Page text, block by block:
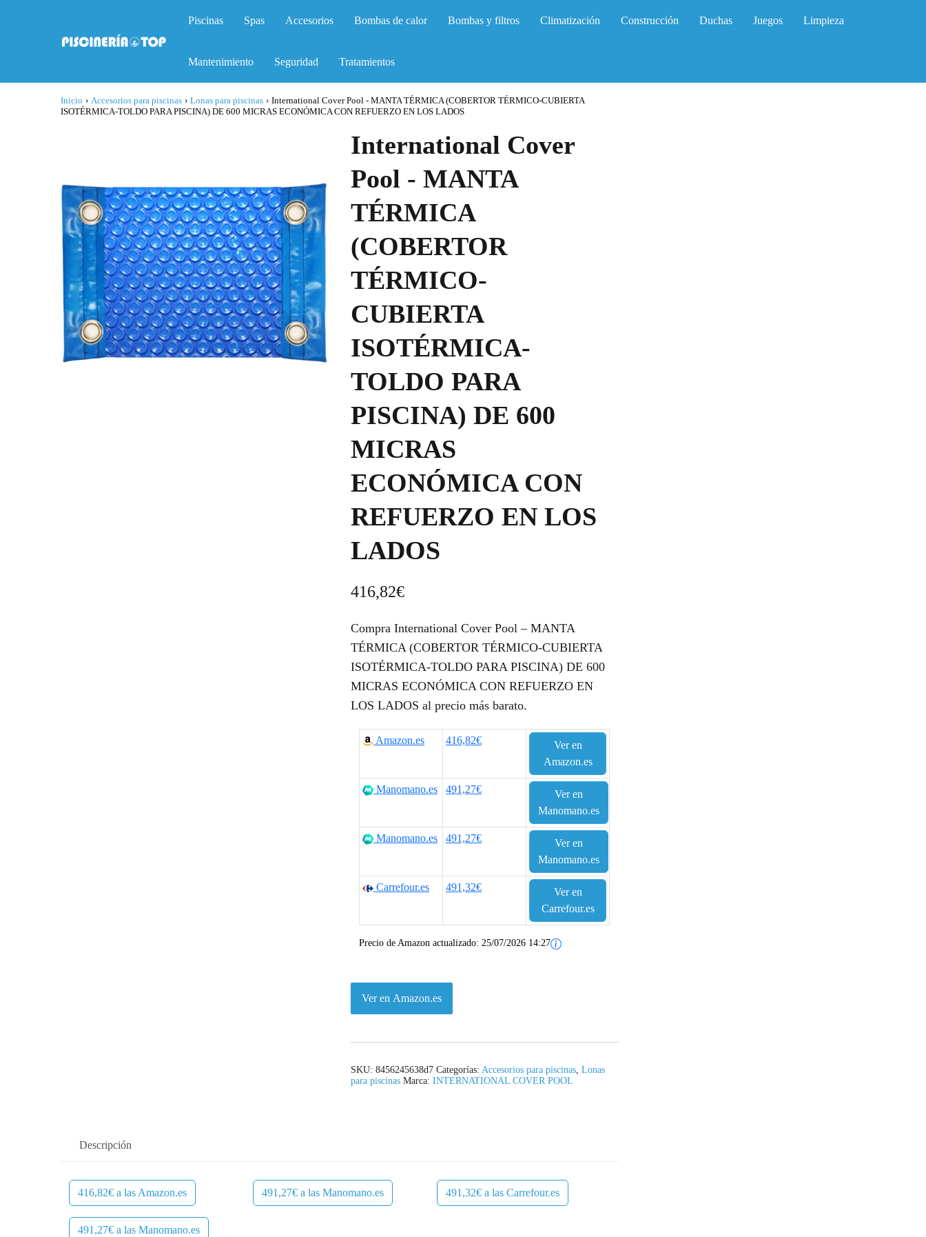
Piscinas Spas Accesorios Bombas de calor Bombas y filtros Climatización Construcción Duchas Juegos Limpieza
Mantenimiento Seguridad Tratamientos
Inicio › Accesorios para piscinas › Lonas para piscinas › International Cover Pool - MANTA TÉRMICA (COBERTOR TÉRMICO-CUBIERTA
ISOTÉRMICA-TOLDO PARA PISCINA) DE 600 MICRAS ECONÓMICA CON REFUERZO EN LOS LADOS
International Cover
Pool - MANTA
TÉRMICA
(COBERTOR
TÉRMICO-
CUBIERTA
ISOTÉRMICA-
TOLDO PARA
PISCINA) DE 600
MICRAS
ECONÓMICA CON
REFUERZO EN LOS
LADOS
416,82€
Compra International Cover Pool – MANTA
TÉRMICA (COBERTOR TÉRMICO-CUBIERTA
ISOTÉRMICA-TOLDO PARA PISCINA) DE 600
MICRAS ECONÓMICA CON REFUERZO EN
LOS LADOS al precio más barato.
Amazon.es 416,82€
Ver en
Amazon.es
Manomano.es 491,27€
Ver en
Manomano.es
Manomano.es 491,27€
Ver en
Manomano.es
Carrefour.es 491,32€
Ver en
Carrefour.es
Precio de Amazon actualizado: 25/07/2026 14:27
Ver en Amazon.es
SKU: 8456245638d7 Categorías: Accesorios para piscinas, Lonas
para piscinas Marca: INTERNATIONAL COVER POOL
Descripción
416,82€ a las Amazon.es 491,27€ a las Manomano.es 491,32€ a las Carrefour.es
491,27€ a las Manomano.es